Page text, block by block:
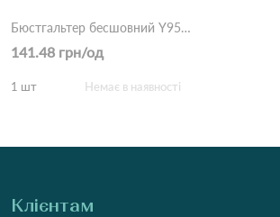
Бюстгальтер бесшовний Y956 9,3
141.48 грн/од
1 шт Немає в наявності
Клієнтам